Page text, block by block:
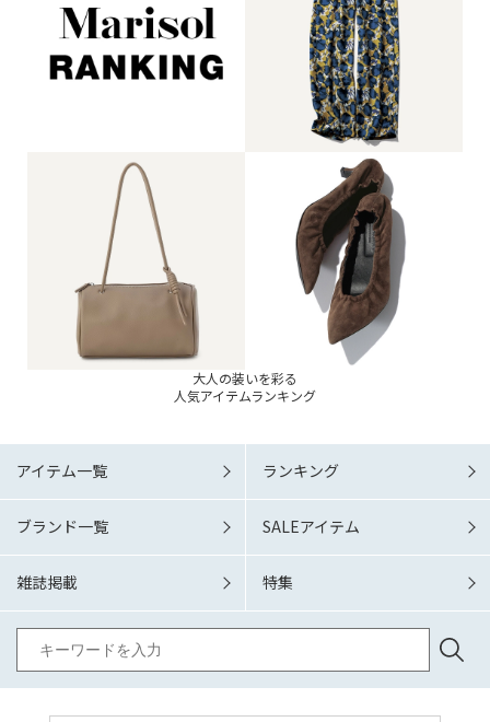
大人の装いを彩る
人気アイテムランキング
アイテム一覧 ランキング
ブランド一覧 SALEアイテム
雑誌掲載 特集